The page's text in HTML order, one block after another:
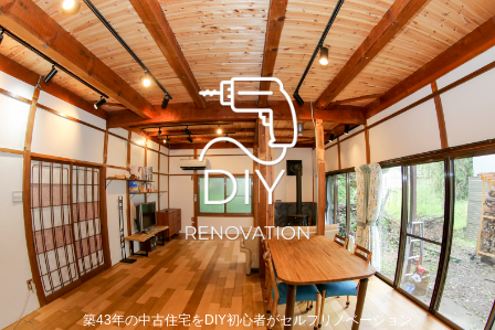
築43年の中古住宅をDIY初心者がセルフリノベーション